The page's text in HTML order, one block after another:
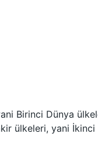
Birinci Dünya
ülkeleri, yani